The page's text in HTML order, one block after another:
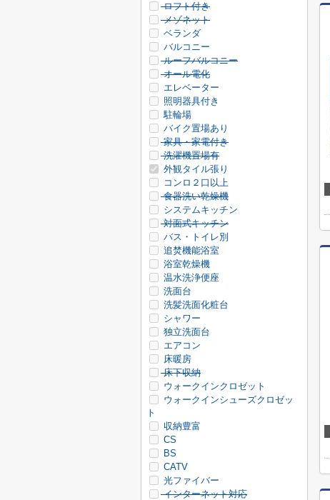
ロフト付き
メゾネット
ベランダ
バルコニー
ルーフバルコニー
オール電化
エレベーター
照明器具付き
駐輪場
バイク置場あり
家具・家電付き
洗濯機置場有
外観タイル張り
コンロ２口以上
食器洗い乾燥機
システムキッチン
対面式キッチン
バス・トイレ別
追焚機能浴室
浴室乾燥機
温水洗浄便座
洗面台
洗髪洗面化粧台
シャワー
独立洗面台
エアコン
床暖房
床下収納
ウォークインクロゼット
ウォークインシューズクロゼッ
ト
収納豊富
CS
BS
CATV
光ファイバー
インターネット対応